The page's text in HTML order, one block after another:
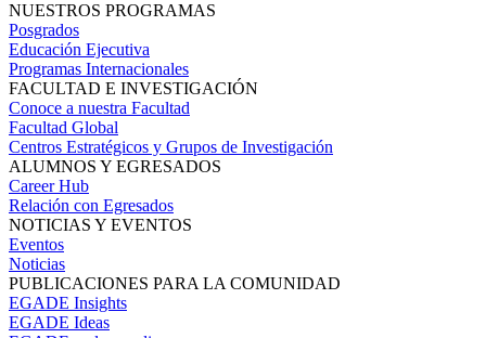
NUESTROS PROGRAMAS
Posgrados
Educación Ejecutiva
Programas Internacionales
FACULTAD E INVESTIGACIÓN
Conoce a nuestra Facultad
Facultad Global
Centros Estratégicos y Grupos de Investigación
ALUMNOS Y EGRESADOS
Career Hub
Relación con Egresados
NOTICIAS Y EVENTOS
Eventos
Noticias
PUBLICACIONES PARA LA COMUNIDAD
EGADE Insights
EGADE Ideas